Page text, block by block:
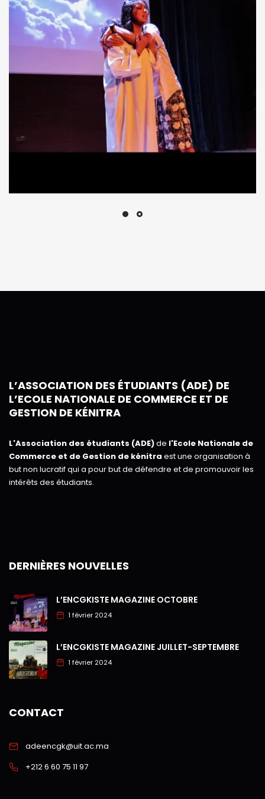
L’ASSOCIATION DES ÉTUDIANTS (ADE) DE
L’ECOLE NATIONALE DE COMMERCE ET DE
GESTION DE KÉNITRA
L'Association des étudiants (ADE)de l'Ecole Nationale de
Commerce et de Gestion de kénitra est une organisation à
but non lucratif qui a pour but de défendre et de promouvoir les
intérêts des étudiants.
DERNIÈRES NOUVELLES
L’ENCGKISTE MAGAZINE OCTOBRE
1 février 2024
L’ENCGKISTE MAGAZINE JUILLET-SEPTEMBRE
1 février 2024
CONTACT
adeencgk@uit.ac.ma
+212 6 60 75 11 97